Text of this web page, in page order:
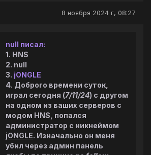
8 ноября 2024 г, 08:27
null писал:
1. HNS
2. null
3. jONGLE
4. Доброго времени суток,
играл сегодня (7/11/24) с другом
на одном из ваших серверов с
модом HNS, попался
администратор с никнеймом
jONGLE. Изначально он меня
убил через админ панель